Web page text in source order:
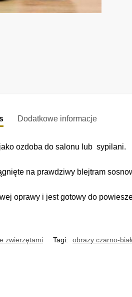
Dodatkowe informacje
ozdoba do salonu lub sypilani.
na prawdziwy blejtram
oprawy i jest gotowy do
zwierzętami Tagi: obrazy czarno-